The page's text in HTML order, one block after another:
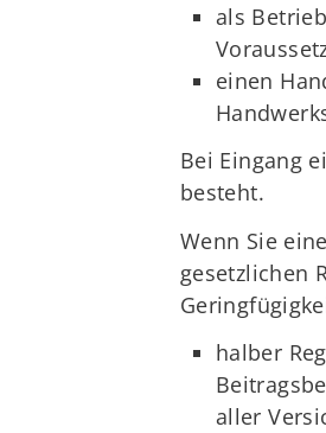
als
einen
Bei Eingang
besteht.
Wenn Sie
gesetzlichen
halber
aller